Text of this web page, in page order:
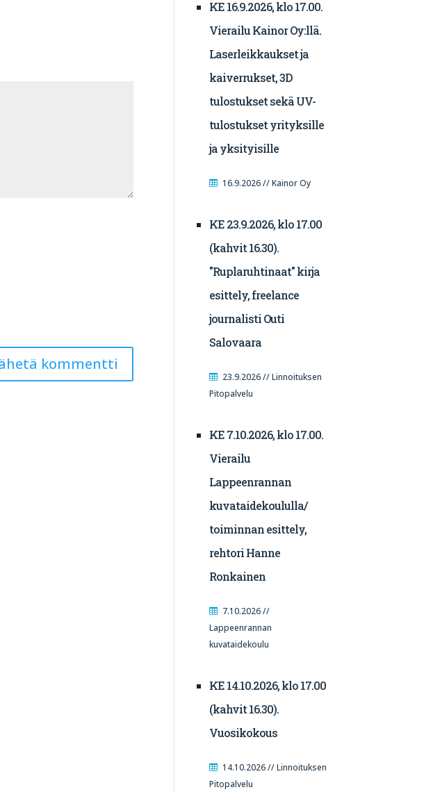
KE 16.9.2026, klo 17.00.
Vierailu Kainor Oy:llä.
Laserleikkaukset ja
kaiverrukset, 3D
tulostukset sekä UV-
tulostukset yrityksille
ja yksityisille
16.9.2026 // Kainor Oy
KE 23.9.2026, klo 17.00
(kahvit 16.30).
"Ruplaruhtinaat" kirja
esittely, freelance
journalisti Outi
Salovaara
23.9.2026 // Linnoituksen
Pitopalvelu
KE 7.10.2026, klo 17.00.
Vierailu
Lappeenrannan
kuvataidekoululla/
toiminnan esittely,
rehtori Hanne
Ronkainen
7.10.2026 //
Lappeenrannan
kuvataidekoulu
KE 14.10.2026, klo 17.00
(kahvit 16.30).
Vuosikokous
14.10.2026 // Linnoituksen
Pitopalvelu